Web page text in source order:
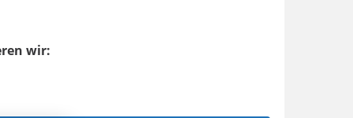
wir: